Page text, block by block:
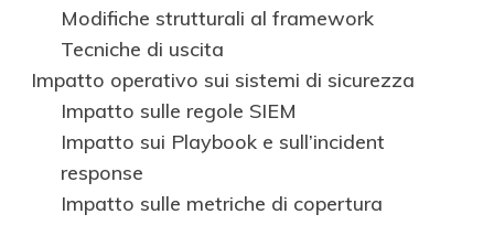
Modifiche strutturali al framework
Tecniche di uscita
Impatto operativo sui sistemi di sicurezza
Impatto sulle regole SIEM
Impatto sui Playbook e sull’incident
response
Impatto sulle metriche di copertura